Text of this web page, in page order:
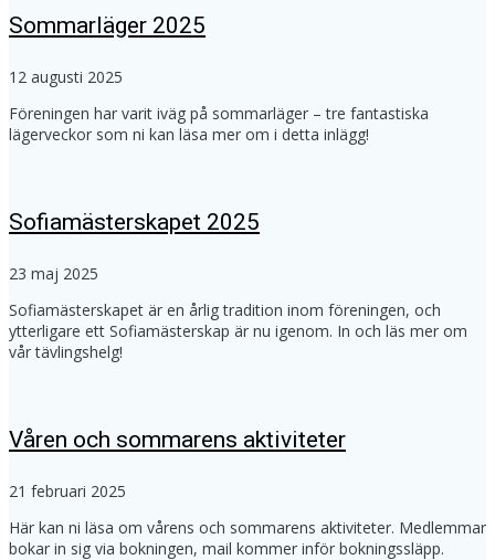
Sommarläger 2025
12 augusti 2025
Föreningen har varit iväg på sommarläger – tre fantastiska
lägerveckor som ni kan läsa mer om i detta inlägg!
Sofiamästerskapet 2025
23 maj 2025
Sofiamästerskapet är en årlig tradition inom föreningen, och
ytterligare ett Sofiamästerskap är nu igenom. In och läs mer om
vår tävlingshelg!
Våren och sommarens aktiviteter
21 februari 2025
Här kan ni läsa om vårens och sommarens aktiviteter. Medlemmar
bokar in sig via bokningen, mail kommer inför bokningssläpp.